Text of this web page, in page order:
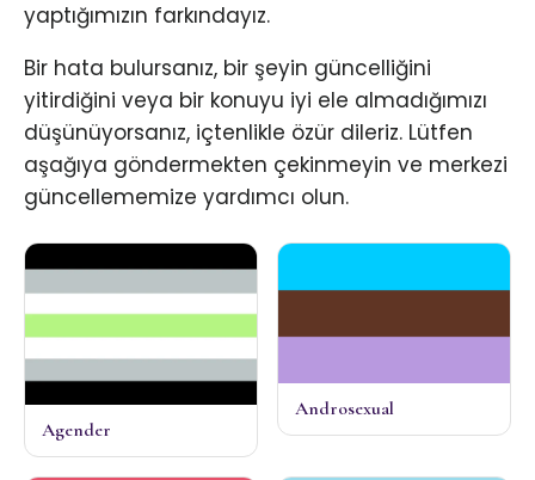
yaptığımızın farkındayız.
Bir hata bulursanız, bir şeyin güncelliğini
yitirdiğini veya bir konuyu iyi ele almadığımızı
düşünüyorsanız, içtenlikle özür dileriz. Lütfen
aşağıya göndermekten çekinmeyin ve merkezi
güncellememize yardımcı olun.
Agender
Androsexual